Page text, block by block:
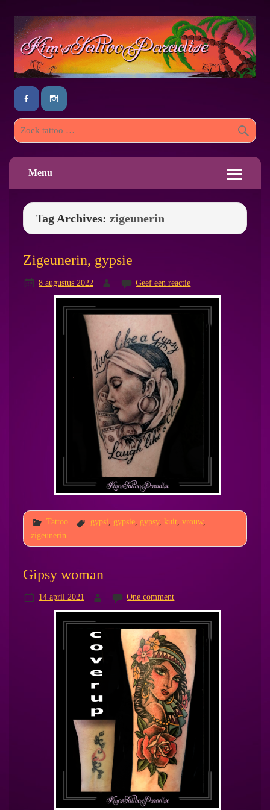
Menu
Tag Archives: zigeunerin
Zigeunerin, gypsie
8 augustus 2022 Geef een reactie
Tattoo gypsi gypsie, gypsy, kuit, vrouw,
zigeunerin
Gipsy woman
14 april 2021 One comment